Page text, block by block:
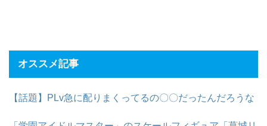
オススメ記事
【話題】PLv急に配りまくってるの〇〇だったんだろうな